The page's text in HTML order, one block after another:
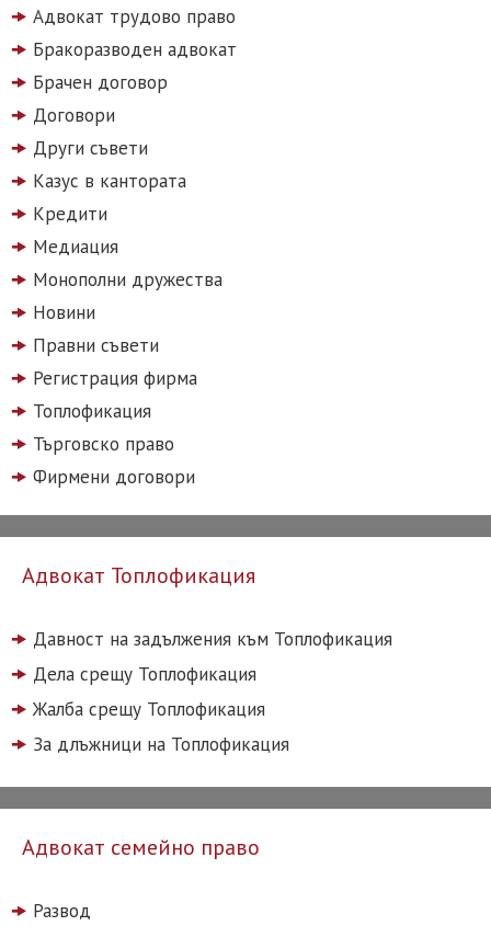
Адвокат трудово право
Бракоразводен адвокат
Брачен договор
Договори
Други съвети
Казус в кантората
Кредити
Медиация
Монополни дружества
Новини
Правни съвети
Регистрация фирма
Топлофикация
Търговско право
Фирмени договори
Адвокат Топлофикация
Давност на задължения към Топлофикация
Дела срещу Топлофикация
Жалба срещу Топлофикация
За длъжници на Топлофикация
Адвокат семейно право
Развод